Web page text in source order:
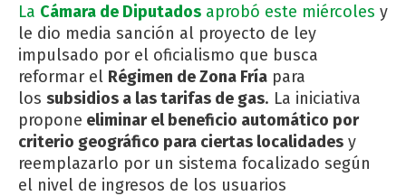
La Cámara de Diputados aprobó este miércoles y
le dio media sanción al proyecto de ley
impulsado por el oficialismo que busca
reformar el Régimen de Zona Fría para
los subsidios a las tarifas de gas. La iniciativa
propone eliminar el beneficio automático por
criterio geográfico para ciertas localidades y
reemplazarlo por un sistema focalizado según
el nivel de ingresos de los usuarios